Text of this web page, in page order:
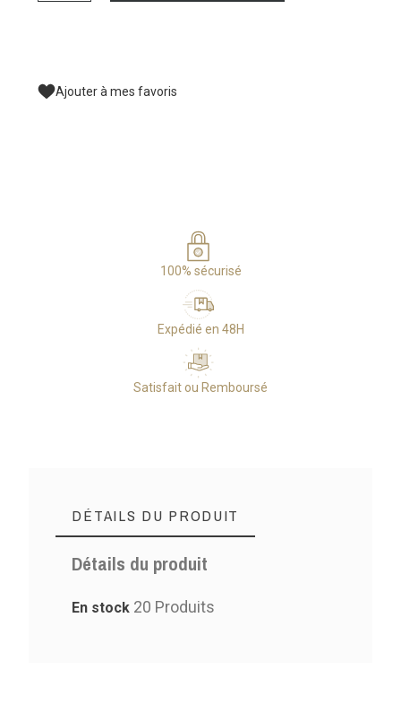
Ajouter à mes favoris
100% sécurisé
Expédié en 48H
Satisfait ou Remboursé
DÉTAILS DU PRODUIT
Détails du produit
En stock 20 Produits